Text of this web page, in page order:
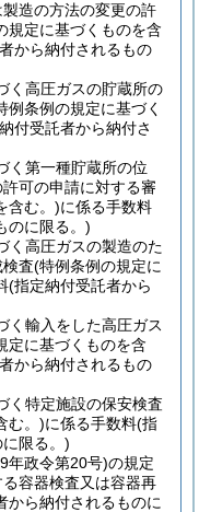
造の方法の変更の許
規定に基づくものを含
から納付されるもの
く高圧ガスの貯蔵所の
例条例の規定に基づく
付受託者から納付さ
く第一種貯蔵所の位
可の申請に対する審
含む。)に係る手数料
のに限る。)
く高圧ガスの製造のた
査(特例条例の規定に
(指定納付受託者から
く輸入をした高圧ガス
定に基づくものを含
から納付されるもの
く特定施設の保安検査
む。)に係る手数料(指
限る。)
年政令第20号)の規定
容器検査又は容器再
から納付されるものに